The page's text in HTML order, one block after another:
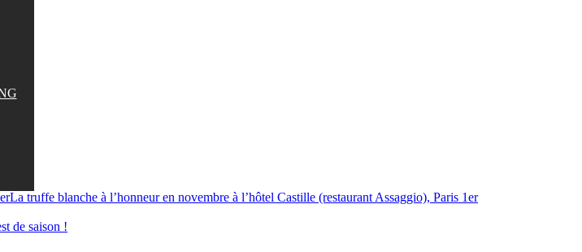
La truffe blanche à l’honneur en novembre à l’hôtel Castille (restaurant Assaggio), Paris 1er
de saison !